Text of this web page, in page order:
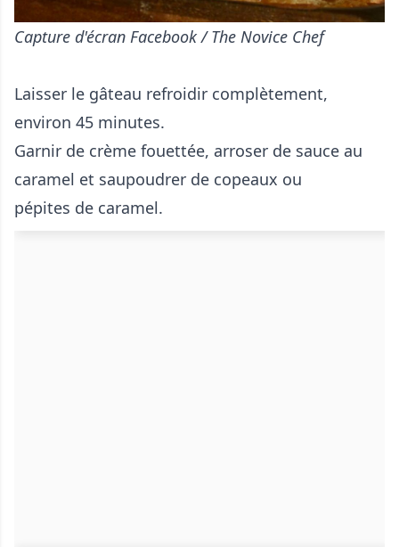
Capture d'écran Facebook / The Novice Chef
Laisser le gâteau refroidir complètement,
environ 45 minutes.
Garnir de crème fouettée, arroser de sauce au
caramel et saupoudrer de copeaux ou
pépites de caramel.